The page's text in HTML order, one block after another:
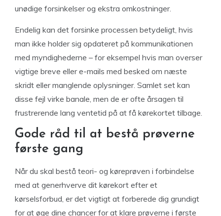
unødige forsinkelser og ekstra omkostninger.
Endelig kan det forsinke processen betydeligt, hvis
man ikke holder sig opdateret på kommunikationen
med myndighederne – for eksempel hvis man overser
vigtige breve eller e-mails med besked om næste
skridt eller manglende oplysninger. Samlet set kan
disse fejl virke banale, men de er ofte årsagen til
frustrerende lang ventetid på at få kørekortet tilbage.
Gode råd til at bestå prøverne
første gang
Når du skal bestå teori- og køreprøven i forbindelse
med at generhverve dit kørekort efter et
kørselsforbud, er det vigtigt at forberede dig grundigt
for at øge dine chancer for at klare prøverne i første